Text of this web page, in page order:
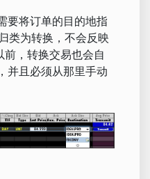
要将订单的目的地指
类为转换，不会反映
前，转换交易也会自
并且必须从那里手动